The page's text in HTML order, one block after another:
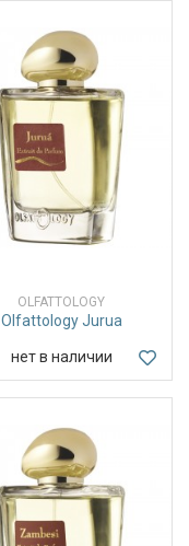
OLFATTOLOGY
Olfattology Jurua
нет в наличии